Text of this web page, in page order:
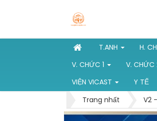
T.ANH H.
V. CHỨC 1
V. CHỨC
VIỆN VICAST
Y TẾ
Trang nhất
V2